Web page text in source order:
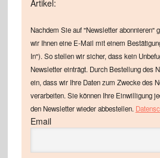
Artikel:
Nachdem Sie auf "Newsletter abonnieren"
wir Ihnen eine E-Mail mit einem
In"). So stellen wir sicher, dass kein
Newsletter einträgt. Durch Bestellung des
ein, dass wir Ihre Daten zum Zwecke des
verarbeiten. Sie können Ihre Einwilligung
den Newsletter wieder abbestellen.
Email